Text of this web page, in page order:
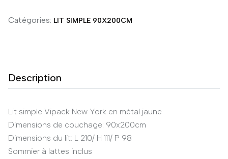
Catégories: LIT SIMPLE 90X200CM
Description
Lit simple Vipack New York en métal jaune
Dimensions de couchage: 90x200cm
Dimensions du lit: L 210/ H 111/ P 98
Sommier à lattes inclus